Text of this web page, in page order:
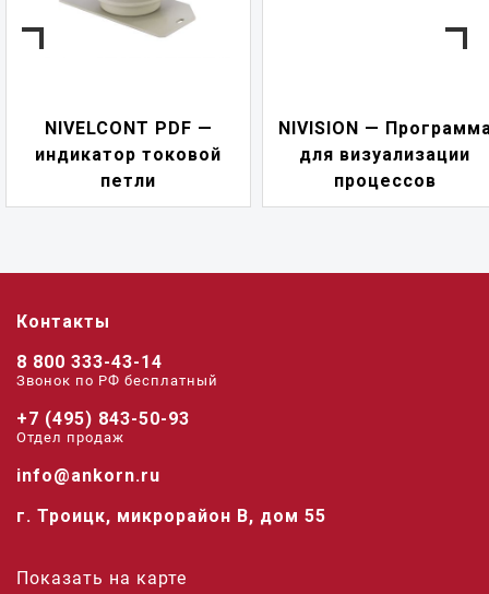
NIVELCONT PDF —
индикатор токовой
петли
NIVISION —
для визуализации
процессов
Контакты
8 800 333-43-14
Звонок по РФ беcплатный
+7 (495) 843-50-93
Отдел продаж
info@ankorn.ru
г. Троицк, микрорайон В, дом 55
Показать на карте